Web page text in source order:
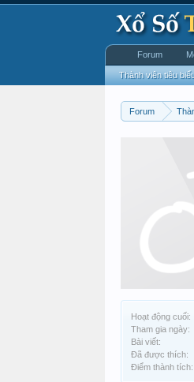
Forum
Hoạt động cuối:
Tham gia ngày:
Bài viết:
Đã được thích:
Điểm thành tích:
Forum
Thành viên tiêu